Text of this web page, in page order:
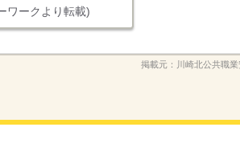
ワークより転載)
掲載元： 川崎北公共職